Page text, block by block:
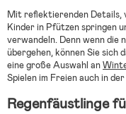
Mit reflektierenden Details,
Kinder in Pfützen springen
verwandeln. Denn wenn die
übergehen, können Sie sich
eine große Auswahl an
Spielen im Freien auch in
Regenfäustlinge